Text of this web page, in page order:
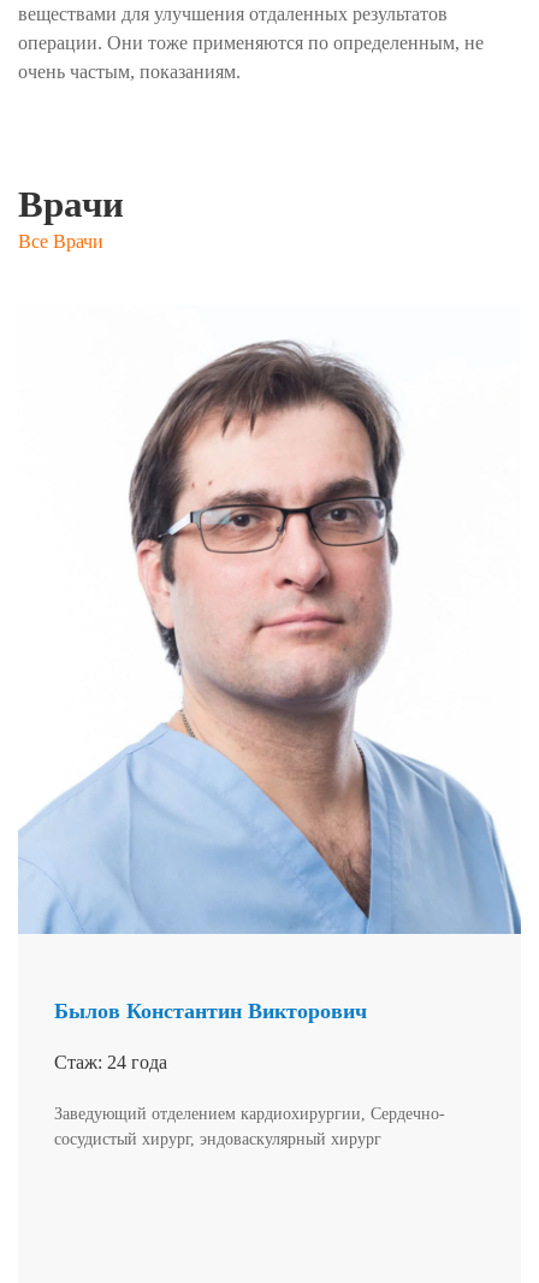
веществами для улучшения отдаленных результатов
операции. Они тоже применяются по определенным, не
очень частым, показаниям.
Врачи
Все Врачи
Былов Константин Викторович
Стаж: 24 года
Заведующий отделением кардиохирургии, Сердечно-
сосудистый хирург, эндоваскулярный хирург